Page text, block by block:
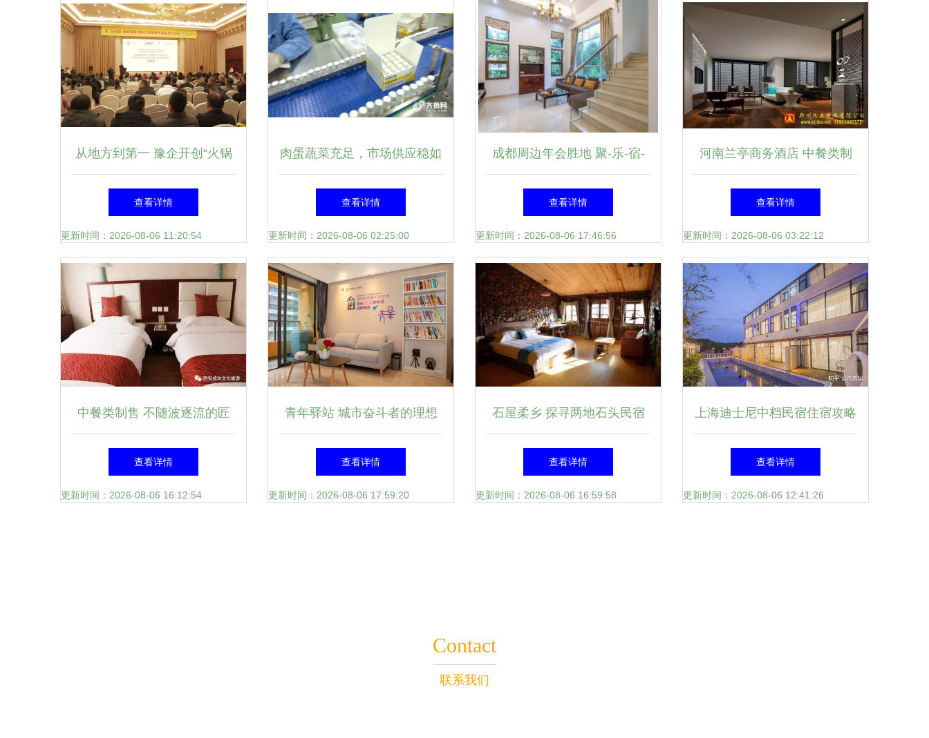
从地方到第一 豫企开创“火锅
芝麻酱”新纪元，助力中餐制
售标准化
查看详情
更新时间：2026-08-06 11:20:54
肉蛋蔬菜充足，市场供应稳如
磐石 山东高速推进安全复工
与住宿保障
查看详情
更新时间：2026-08-06 02:25:00
成都周边年会胜地 聚-乐-宿-
食的完美体验
查看详情
更新时间：2026-08-06 17:46:56
河南兰亭商务酒店 中餐类制
售空间的工艺美学与文化体验
查看详情
更新时间：2026-08-06 03:22:12
中餐类制售 不随波逐流的匠
心，错过这一次要待明年
查看详情
更新时间：2026-08-06 16:12:54
青年驿站 城市奋斗者的理想
栖居地
查看详情
更新时间：2026-08-06 17:59:20
石屋柔乡 探寻两地石头民宿
中的中式温情
查看详情
更新时间：2026-08-06 16:59:58
上海迪士尼中档民宿住宿攻略
大全 300-700元价位精选推荐
查看详情
更新时间：2026-08-06 12:41:26
Contact
联系我们